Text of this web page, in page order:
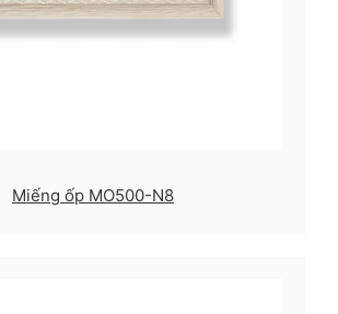
Miếng ốp MO500-N8